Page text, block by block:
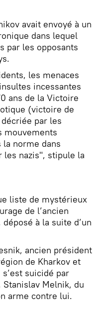
avait envoyé à un
dans lequel
par les opposants
les menaces
incessantes
ans de la Victoire
(victoire de
par les
mouvements
norme dans
les nazis", stipule la
liste de mystérieux
de l’ancien
à la suite d’un
ancien président
de Kharkov et
suicidé par
Stanislav Melnik, du
arme contre lui.